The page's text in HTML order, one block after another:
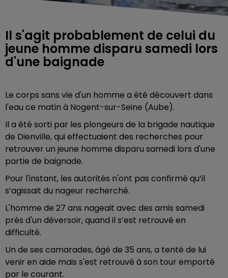
Il s'agit probablement de celui du
jeune homme disparu samedi lors
d'une baignade
Le corps sans vie d'un homme a été découvert dans
l'eau ce matin à Nogent-sur-Seine (Aube).
Il a été sorti par les plongeurs de la brigade nautique
de Dienville, qui effectuaient des recherches pour
retrouver un jeune homme disparu samedi lors d'une
partie de baignade.
Pour l'instant, les autorités n'ont pas confirmé qu’il
s’agissait du nageur recherché.
L'homme de 27 ans nageait avec des amis samedi
près d'un déversoir, quand il s’est retrouvé en
difficulté.
Un de ses camarades, âgé de 35 ans, a tenté de lui
venir en aide mais s'est retrouvé à son tour emporté
par le courant.